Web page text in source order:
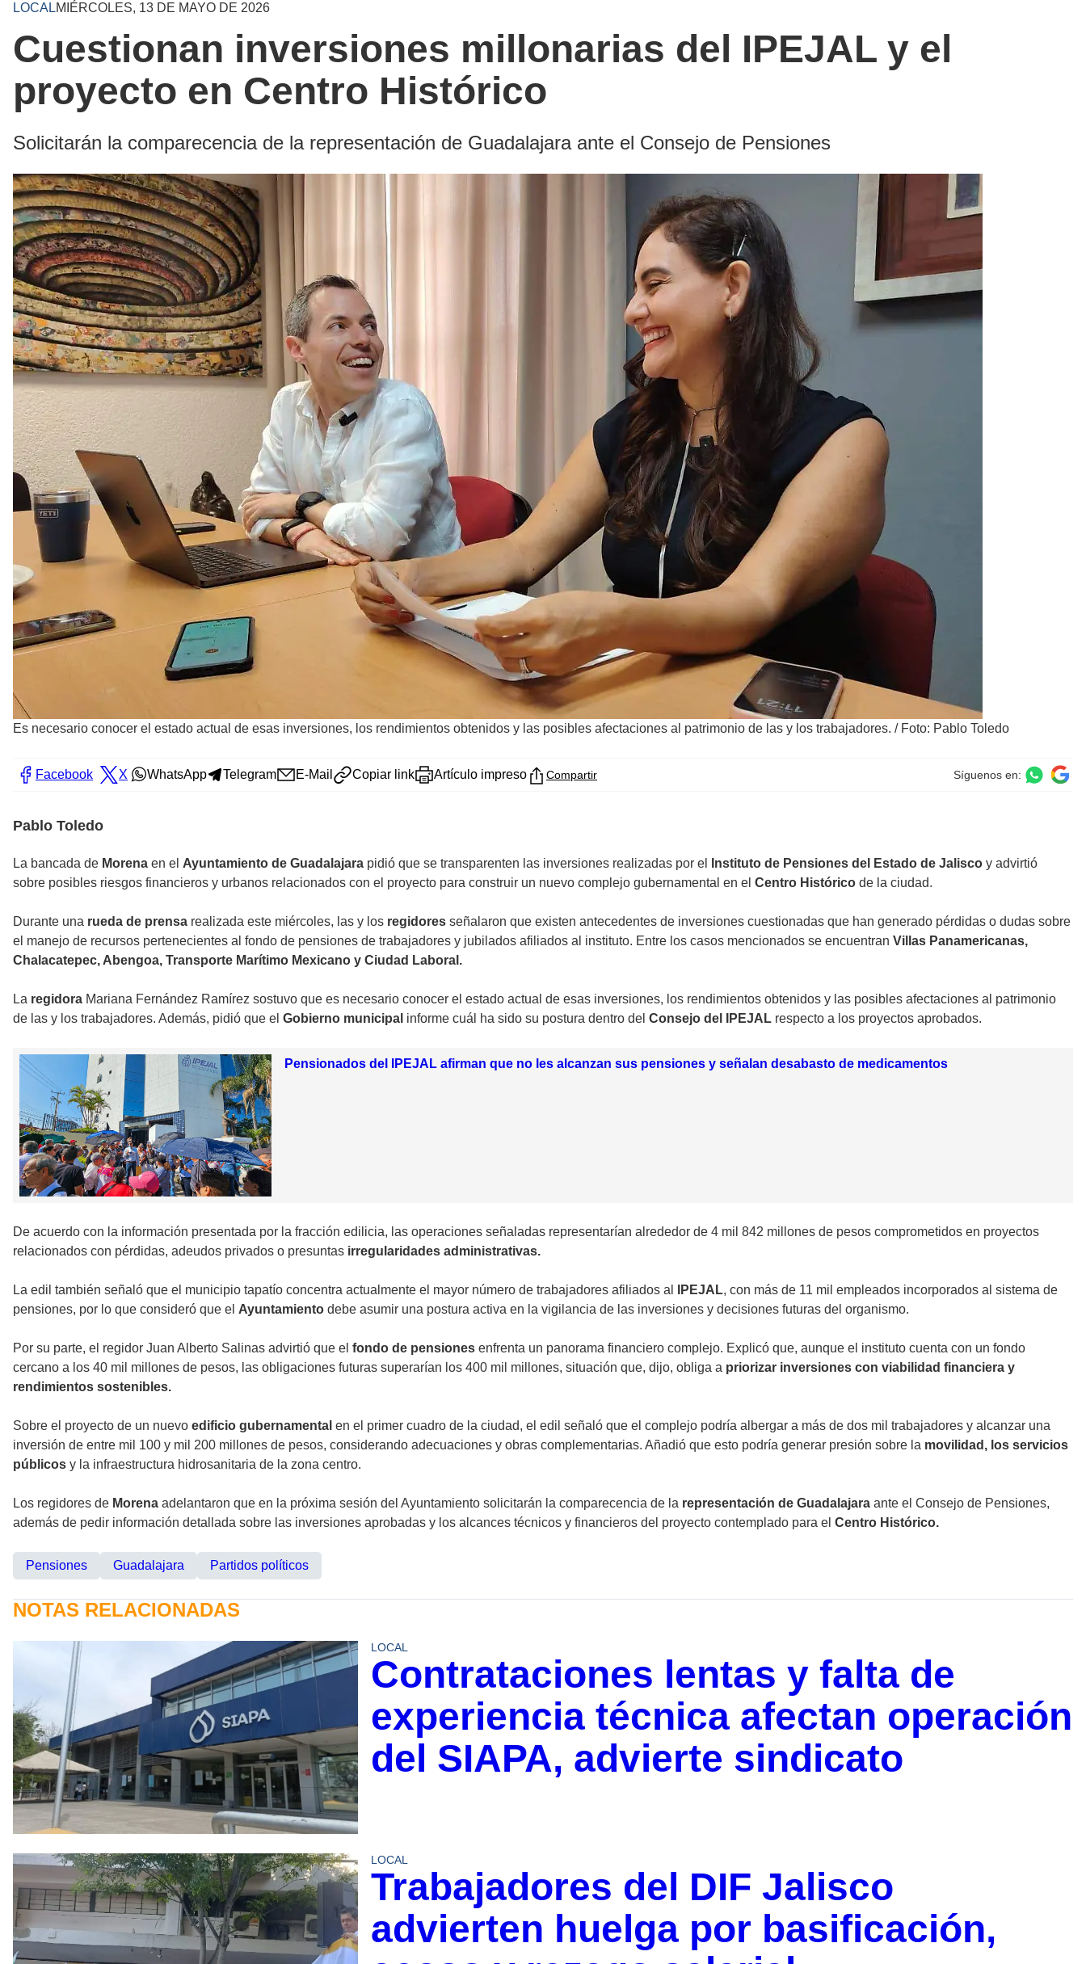
LOCALMIÉRCOLES, 13 DE MAYO DE 2026
Cuestionan inversiones millonarias del IPEJAL y el
proyecto en Centro Histórico
Solicitarán la comparecencia de la representación de Guadalajara ante el Consejo de Pensiones
Es necesario conocer el estado actual de esas inversiones, los rendimientos obtenidos y las posibles afectaciones al patrimonio de las y los trabajadores. / Foto: Pablo Toledo
Facebook X WhatsApp Telegram E-Mail Copiar link Artículo impreso Compartir Síguenos en:
Pablo Toledo
La bancada de Morena en el Ayuntamiento de Guadalajara pidió que se transparenten las inversiones realizadas por el Instituto de Pensiones del Estado de Jalisco y advirtió
sobre posibles riesgos financieros y urbanos relacionados con el proyecto para construir un nuevo complejo gubernamental en el Centro Histórico de la ciudad.
Durante una rueda de prensa realizada este miércoles, las y los regidores señalaron que existen antecedentes de inversiones cuestionadas que han generado pérdidas o dudas sobre
el manejo de recursos pertenecientes al fondo de pensiones de trabajadores y jubilados afiliados al instituto. Entre los casos mencionados se encuentran Villas Panamericanas,
Chalacatepec, Abengoa, Transporte Marítimo Mexicano y Ciudad Laboral.
La regidora Mariana Fernández Ramírez sostuvo que es necesario conocer el estado actual de esas inversiones, los rendimientos obtenidos y las posibles afectaciones al patrimonio
de las y los trabajadores. Además, pidió que el Gobierno municipal informe cuál ha sido su postura dentro del Consejo del IPEJAL respecto a los proyectos aprobados.
Pensionados del IPEJAL afirman que no les alcanzan sus pensiones y señalan desabasto de medicamentos
De acuerdo con la información presentada por la fracción edilicia, las operaciones señaladas representarían alrededor de 4 mil 842 millones de pesos comprometidos en proyectos
relacionados con pérdidas, adeudos privados o presuntas irregularidades administrativas.
La edil también señaló que el municipio tapatío concentra actualmente el mayor número de trabajadores afiliados al IPEJAL, con más de 11 mil empleados incorporados al sistema de
pensiones, por lo que consideró que el Ayuntamiento debe asumir una postura activa en la vigilancia de las inversiones y decisiones futuras del organismo.
Por su parte, el regidor Juan Alberto Salinas advirtió que el fondo de pensiones enfrenta un panorama financiero complejo. Explicó que, aunque el instituto cuenta con un fondo
cercano a los 40 mil millones de pesos, las obligaciones futuras superarían los 400 mil millones, situación que, dijo, obliga a priorizar inversiones con viabilidad financiera y
rendimientos sostenibles.
Sobre el proyecto de un nuevo edificio gubernamental en el primer cuadro de la ciudad, el edil señaló que el complejo podría albergar a más de dos mil trabajadores y alcanzar una
inversión de entre mil 100 y mil 200 millones de pesos, considerando adecuaciones y obras complementarias. Añadió que esto podría generar presión sobre la movilidad, los servicios
públicos y la infraestructura hidrosanitaria de la zona centro.
Los regidores de Morena adelantaron que en la próxima sesión del Ayuntamiento solicitarán la comparecencia de la representación de Guadalajara ante el Consejo de Pensiones,
además de pedir información detallada sobre las inversiones aprobadas y los alcances técnicos y financieros del proyecto contemplado para el Centro Histórico.
Pensiones Guadalajara Partidos políticos
NOTAS RELACIONADAS
LOCAL
Contrataciones lentas y falta de
experiencia técnica afectan operación
del SIAPA, advierte sindicato
LOCAL
Trabajadores del DIF Jalisco
advierten huelga por basificación,